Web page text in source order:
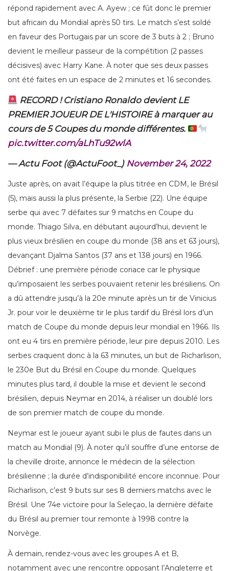
répond rapidement avec A. Ayew ; ce fût donc le premier
but africain du Mondial après 50 tirs. Le match s’est soldé
en faveur des Portugais par un score de 3 buts à 2 ; Bruno
devient le meilleur passeur de la compétition (2 passes
décisives) avec Harry Kane. À noter que ses deux passes
ont été faites en un espace de 2 minutes et 16 secondes.
RECORD ! Cristiano Ronaldo devient LE
PREMIER JOUEUR DE L'HISTOIRE à marquer au
cours de 5 Coupes du monde différentes.
pic.twitter.com/aLhTu92wlA
— Actu Foot (@ActuFoot_) November 24, 2022
Juste après, on avait l’équipe la plus titrée en CDM, le Brésil
(5), mais aussi la plus présente, la Serbie (22). Une équipe
serbe qui avec 7 défaites sur 9 matchs en Coupe du
monde. Thiago Silva, en débutant aujourd’hui, devient le
plus vieux brésilien en coupe du monde (38 ans et 63 jours),
devançant Djalma Santos (37 ans et 138 jours) en 1966.
Débrief : une première période coriace car le physique
qu’imposaient les serbes pouvaient retenir les brésiliens. On
a dû attendre jusqu’à la 20e minute après un tir de Vinicius
Jr. pour voir le deuxième tir le plus tardif du Brésil lors d’un
match de Coupe du monde depuis leur mondial en 1966. Ils
ont eu 4 tirs en première période, leur pire depuis 2010. Les
serbes craquent donc à la 63 minutes, un but de Richarlison,
le 230e But du Brésil en Coupe du monde. Quelques
minutes plus tard, il double la mise et devient le second
brésilien, depuis Neymar en 2014, à réaliser un doublé lors
de son premier match de coupe du monde.
Neymar est le joueur ayant subi le plus de fautes dans un
match au Mondial (9). À noter qu’il souffre d’une entorse de
la cheville droite, annonce le médecin de la sélection
brésilienne ; la durée d’indisponibilité encore inconnue. Pour
Richarlison, c’est 9 buts sur ses 8 derniers matchs avec le
Brésil. Une 74e victoire pour la Seleçao, la dernière défaite
du Brésil au premier tour remonte à 1998 contre la
Norvège.
À demain, rendez-vous avec les groupes A et B,
notamment avec une rencontre opposant l’Angleterre et